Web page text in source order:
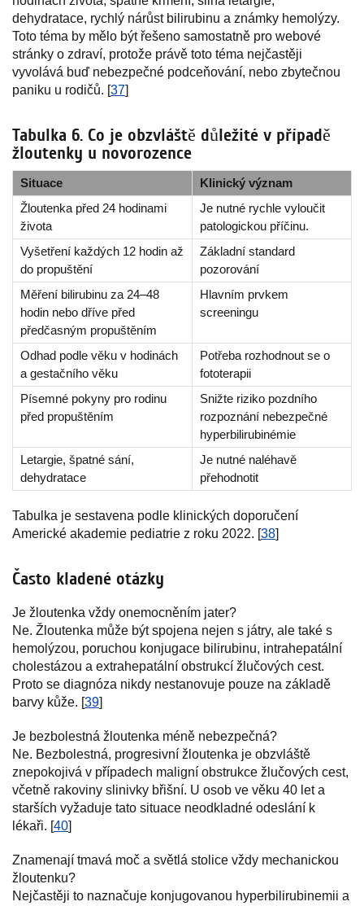
dehydratace, rychlý nárůst bilirubinu a známky hemolýzy.
Toto téma by mělo být řešeno samostatně pro webové
stránky o zdraví, protože právě toto téma nejčastěji
vyvolává buď nebezpečné podceňování, nebo zbytečnou
paniku u rodičů. [37]
Tabulka 6. Co je obzvláště důležité v případě
žloutenky u novorozence
Situace
Klinický význam
Žloutenka před 24 hodinami
života
Je nutné rychle vyloučit
patologickou příčinu.
Vyšetření každých 12 hodin až
do propuštění
Základní standard
pozorování
Měření bilirubinu za 24–48
hodin nebo dříve před
předčasným propuštěním
Hlavním prvkem
screeningu
Odhad podle věku v hodinách
a gestačního věku
Potřeba rozhodnout se o
fototerapii
Písemné pokyny pro rodinu
před propuštěním
Snižte riziko pozdního
rozpoznání nebezpečné
hyperbilirubinémie
Letargie, špatné sání,
dehydratace
Je nutné naléhavě
přehodnotit
Tabulka je sestavena podle klinických doporučení
Americké akademie pediatrie z roku 2022. [38]
Často kladené otázky
Je žloutenka vždy onemocněním jater?
Ne. Žloutenka může být spojena nejen s játry, ale také s
hemolýzou, poruchou konjugace bilirubinu, intrahepatální
cholestázou a extrahepatální obstrukcí žlučových cest.
Proto se diagnóza nikdy nestanovuje pouze na základě
barvy kůže. [39]
Je bezbolestná žloutenka méně nebezpečná?
Ne. Bezbolestná, progresivní žloutenka je obzvláště
znepokojivá v případech maligní obstrukce žlučových cest,
včetně rakoviny slinivky břišní. U osob ve věku 40 let a
starších vyžaduje tato situace neodkladné odeslání k
lékaři. [40]
Znamenají tmavá moč a světlá stolice vždy mechanickou
žloutenku?
Nejčastěji to naznačuje konjugovanou hyperbilirubinemii a